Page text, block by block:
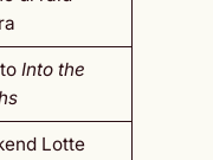
Into the
Lotte